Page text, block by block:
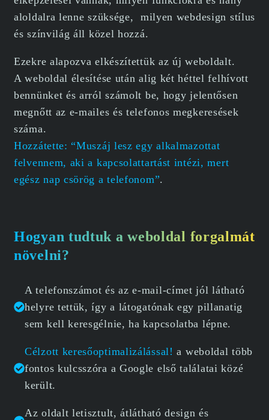
aloldalra lenne szüksége, milyen webdesign stílus
és színvilág áll közel hozzá.
Ezekre alapozva elkészítettük az új weboldalt.
A weboldal élesítése után alig két héttel felhívott
bennünket és arról számolt be, hogy jelentősen
megnőtt az e-mailes és telefonos megkeresések
száma.
Hozzátette: “Muszáj lesz egy alkalmazottat
felvennem, aki a kapcsolattartást intézi, mert
egész nap csörög a telefonom”.
Hogyan tudtuk a weboldal forgalmát
növelni?
A telefonszámot és az e-mail-címet jól látható
helyre tettük, így a látogatónak egy pillanatig
sem kell keresgélnie, ha kapcsolatba lépne.
Célzott keresőoptimalizálással! a weboldal több
fontos kulcsszóra a Google első találatai közé
került.
Az oldalt letisztult, átlátható design és